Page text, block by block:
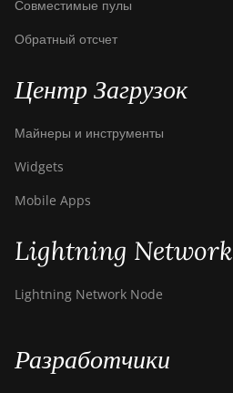
Совместимые пулы
Обратный отсчет
Центр Загрузок
Майнеры и инструменты
Widgets
Mobile Apps
Lightning Network
Lightning Network Node
Разработчики